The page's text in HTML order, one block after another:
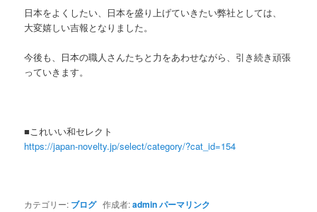
日本をよくしたい、日本を盛り上げていきたい弊社としては、
大変嬉しい吉報となりました。
今後も、日本の職人さんたちと力をあわせながら、引き続き頑張
っていきます。
■これいい和セレクト
https://japan-novelty.jp/select/category/?cat_id=154
カテゴリー: ブログ作成者:adminパーマリンク